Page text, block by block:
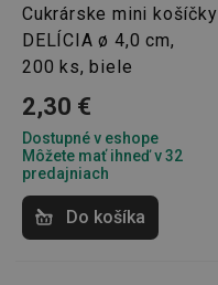
Cukrárske mini košíčky
DELÍCIA ø 4,0 cm,
200 ks, biele
2,30 €
Dostupné v eshope
Môžete mať ihneď v 32
predajniach
Do košíka